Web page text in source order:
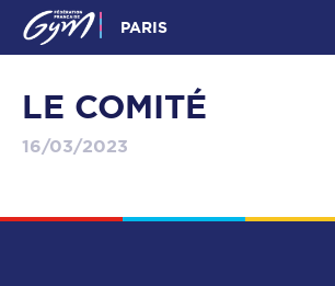
PARIS
LE COMITÉ
16/03/2023